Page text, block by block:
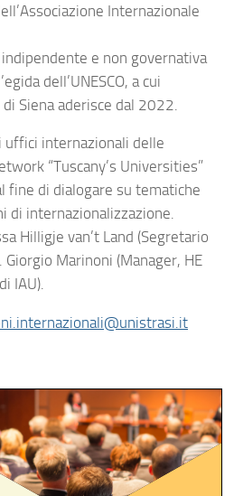
Internazionale
indipendente e non governativa
dell’UNESCO, a cui
Siena aderisce dal 2022.
uffici internazionali delle
“Tuscany’s Universities”
fine di dialogare su tematiche
di internazionalizzazione.
Hilligje van’t Land (Segretario
Marinoni (Manager, HE
IAU).